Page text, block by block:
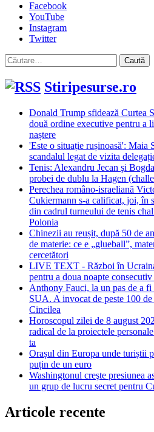
Facebook
YouTube
Instagram
Twitter
Caută
după:
Stiripesurse.ro
Donald Trump sfidează Curtea
două ordine executive pentru a
naștere
'Este o situație rușinoasă': Maia
scandalul legat de vizita
Tenis: Alexandru Jecan şi
probei de dublu la Hagen
Perechea româno-israeliană
Cukiermann s-a calificat, joi, în
din cadrul turneului de tenis
Polonia
Chinezii au reușit, după 50 de
de materie: ce e „glueball”,
cercetători
LIVE TEXT - Război în
pentru a doua noapte
Anthony Fauci, la un pas de a fi
SUA. A invocat de peste 100
Cincilea
Horoscopul zilei de 8 august
radical de la proiectele
ta
Orașul din Europa unde turiștii
puțin de un euro
Washingtonul creşte presiunea
un grup de lucru secret pentru
Articole recente